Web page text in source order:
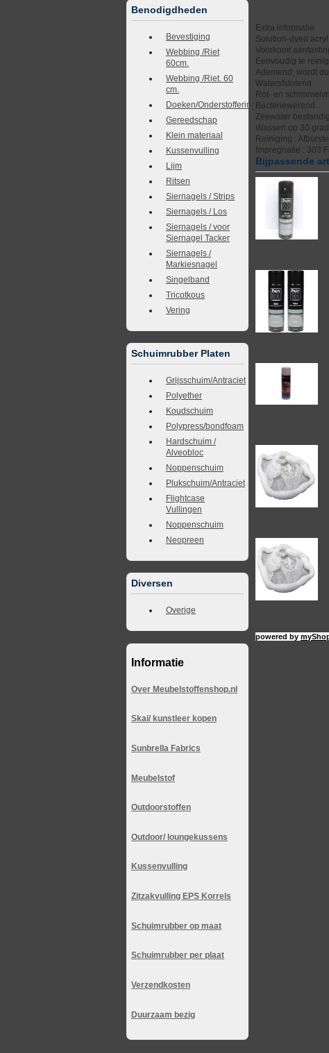
Benodigdheden
Bevestiging
Webbing /Riet
60cm.
Webbing /Riet. 60
cm.
Doeken/Onderstoffering
Gereedschap
Klein materiaal
Kussenvulling
Lijm
Ritsen
Siernagels / Strips
Siernagels / Los
Siernagels / voor
Siernagel Tacker
Siernagels /
Markiesnagel
Singelband
Tricotkous
Vering
Schuimrubber Platen
Grijsschuim/Antraciet
Polyether
Koudschuim
Polypress/bondfoam
Hardschuim /
Alveobloc
Noppenschuim
Plukschuim/Antraciet
Flightcase
Vullingen
Noppenschuim
Neopreen
Diversen
Overige
Informatie
Over Meubelstoffenshop.nl
Skai/ kunstleer kopen
Sunbrella Fabrics
Meubelstof
Outdoorstoffen
Outdoor/ loungekussens
Kussenvulling
Zitzakvulling EPS Korrels
Schuimrubber op maat
Schuimrubber per plaat
Verzendkosten
Duurzaam bezig
Extra informatie
Solution-dyed
Voorkomt
Eenvoudig te
Ademend; wordt
Watersfstotend
Rot- en
Bacteriewerend
Zeewater bestendig
Wassen op 30
Reiniging :
Impregnatie : 303
Bijpassende
powered by